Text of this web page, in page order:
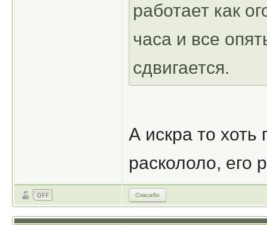
работает как
часа и все
сдвигается.
А искра то хоть
раскололо, его
Спасибо